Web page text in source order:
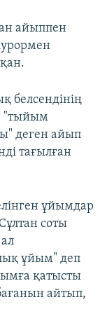
айыппен
белсендінің
"тыйым
деген айып
тағылған
ұйымдар
соты
ұйым" деп
қатысты
айтып,